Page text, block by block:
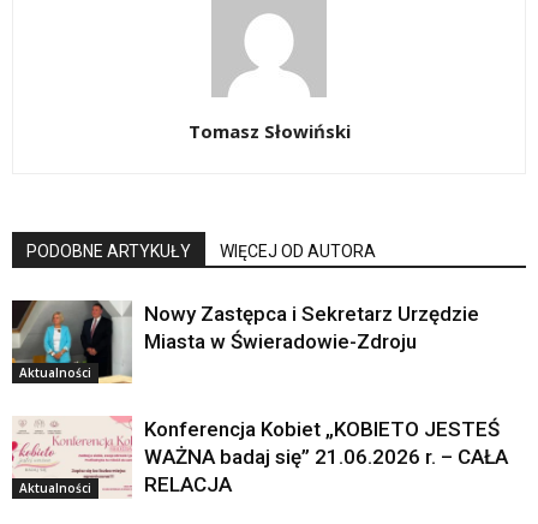
Tomasz Słowiński
PODOBNE ARTYKUŁY WIĘCEJ OD AUTORA
Aktualności
Nowy Zastępca i Sekretarz Urzędzie
Miasta w Świeradowie-Zdroju
Aktualności
Konferencja Kobiet „KOBIETO JESTEŚ
WAŻNA badaj się” 21.06.2026 r. – CAŁA
RELACJA